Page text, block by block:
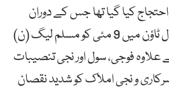
کیا گیا تھا جس کے دوران
لاہور کے علاقے ماڈل ٹاؤن میں 9 مئی کو مسلم لیگ (ن)
علاوہ فوجی، سول اور نجی تنصیبات
و نجی املاک کو شدید نقصان